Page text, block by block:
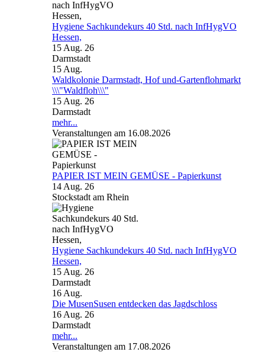
Hygiene Sachkundekurs 40 Std. nach InfHygVO
Hessen,
15 Aug. 26
Darmstadt
15 Aug.
Waldkolonie Darmstadt, Hof und-Gartenflohmarkt
\\\"Waldfloh\\\"
15 Aug. 26
Darmstadt
mehr...
Veranstaltungen am 16.08.2026
PAPIER IST MEIN GEMÜSE - Papierkunst
14 Aug. 26
Stockstadt am Rhein
Hygiene Sachkundekurs 40 Std. nach InfHygVO
Hessen,
15 Aug. 26
Darmstadt
16 Aug.
Die MusenSusen entdecken das Jagdschloss
16 Aug. 26
Darmstadt
mehr...
Veranstaltungen am 17.08.2026